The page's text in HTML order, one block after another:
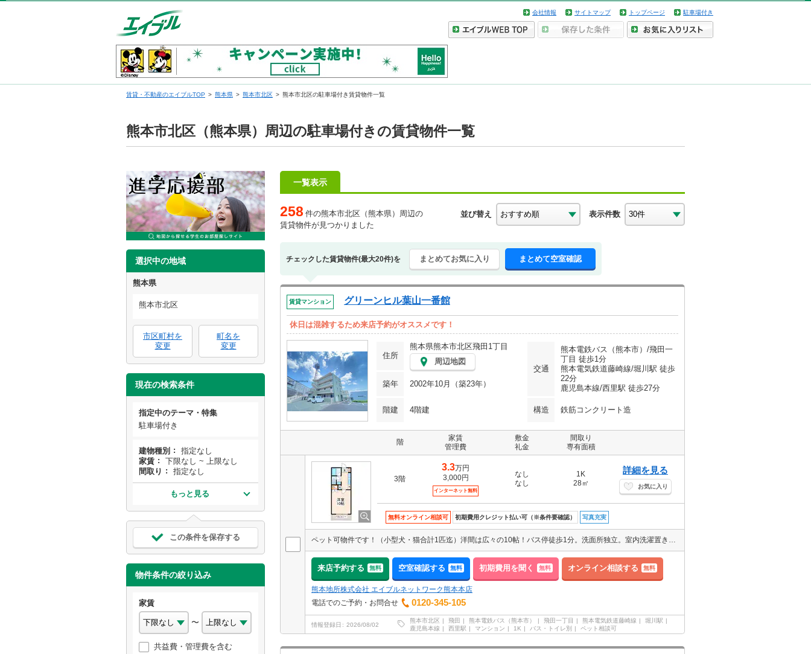
会社情報 サイトマップ トップページ 駐車場付き
賃貸・不動産のエイブルTOP 熊本県 熊本市北区 熊本市北区の駐車場付き賃貸物件一覧
熊本市北区（熊本県）周辺の駐車場付きの賃貸物件一覧
選択中の地域
熊本県
熊本市北区
市区町村を
変更
町名を
変更
現在の検索条件
指定中のテーマ・特集
駐車場付き
建物種別
指定なし
家賃
下限なし ~ 上限なし
間取り
指定なし
もっと見る
この条件を保存する
物件条件の絞り込み
家賃
〜
共益費・管理費を含む
一覧表示
258 件の熊本市北区（熊本県）周辺の
賃貸物件が見つかりました
並び替え 表示件数
チェックした賃貸物件(最大20件)を まとめてお気に入り まとめて空室確認
賃貸マンション グリーンヒル葉山一番館
休日は混雑するため来店予約がオススメです！
住所
熊本県熊本市北区飛田1丁目
周辺地図
交通
熊本電鉄バス（熊本市）/飛田一
丁目 徒歩1分
熊本電気鉄道藤崎線/堀川駅 徒歩
22分
鹿児島本線/西里駅 徒歩27分
築年 2002年10月（築23年）
階建 4階建 構造 鉄筋コンクリート造
階
家賃
管理費
敷金
礼金
間取り
専有面積
3階
3.3万円
3,000円
インターネット無料
なし
なし
1K
28㎡
詳細を見る
お気に入り
無料オンライン相談可 初期費用クレジット払い可（※条件要確認） 写真充実
ペット可物件です！（小型犬・猫合計1匹迄）洋間は広々の10帖！バス停徒歩1分。洗面所独立。室内洗濯置き場あり。エアコン付き。南向きの角部屋で日当たり良好。マルエイ北部店、IHヒロセ飛田店まで徒歩まで約11分。
来店予約する 無料 空室確認する 無料 初期費用を聞く 無料 オンライン相談する 無料
熊本地所株式会社 エイブルネットワーク熊本本店
電話でのご予約・お問合せ
0120-345-105
情報登録日 2026/08/02
熊本市北区 飛田 熊本電鉄バス（熊本市） 飛田一丁目 熊本電気鉄道藤崎線
堀川駅
鹿児島本線
西里駅 マンション 1K バス・トイレ別 ペット相談可